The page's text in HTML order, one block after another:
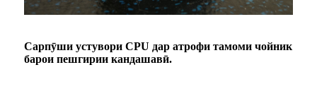
Сарпӯши устувори CPU дар атрофи тамоми чойник
барои пешгирии кандашавӣ.